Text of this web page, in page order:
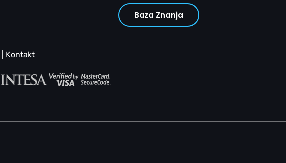
Baza Znanja
Kontakt